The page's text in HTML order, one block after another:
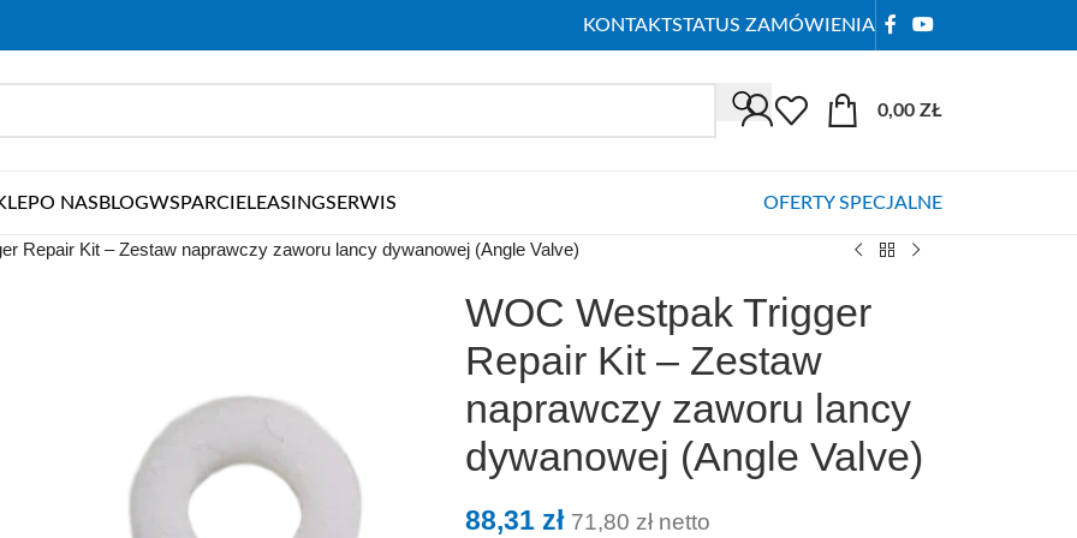
KONTAKTSTATUS ZAMÓWIENIA
0,00 ZŁ
O NAS BLOGWSPARCIELEASINGSERWIS OFERTY SPECJALNE
Repair Kit – Zestaw naprawczy zaworu lancy dywanowej (Angle Valve)
WOC Westpak Trigger
Repair Kit – Zestaw
naprawczy zaworu lancy
dywanowej (Angle Valve)
88,31 zł 71,80 złnetto